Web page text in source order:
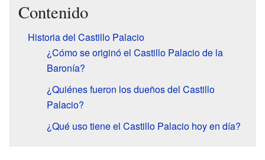
Contenido
Historia del Castillo Palacio
¿Cómo se originó el Castillo Palacio de la
Baronía?
¿Quiénes fueron los dueños del Castillo
Palacio?
¿Qué uso tiene el Castillo Palacio hoy en día?